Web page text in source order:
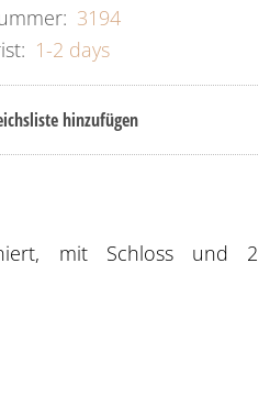
3194
1-2 days
mit Schloss und 2